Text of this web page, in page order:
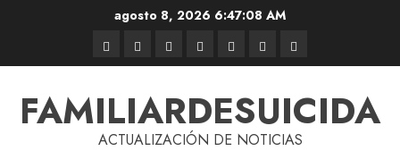
agosto 8, 2026 6:47:09 AM
FAMILIARDESUICIDA
ACTUALIZACIÓN DE NOTICIAS